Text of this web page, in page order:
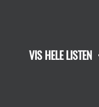
VIS HELE LISTEN